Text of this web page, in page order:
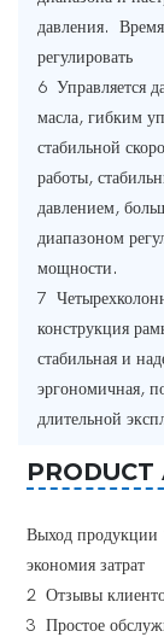
давления.
регулировать
6 Управляется
масла, гибким
стабильной
работы,
давлением,
диапазоном
мощности.
7
конструкция
стабильная и
эргономичная,
длительной
PRODUCT
Выход продукции
экономия
2 Отзывы
3 Простое